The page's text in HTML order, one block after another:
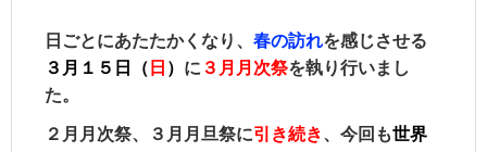
日ごとにあたたかくなり、 春の訪れを感じさせる
３月１５日（ 日 ） に ３月 月次祭を執り行いまし
た。
２月月次祭、３月月旦祭に引き続き、今回も世界